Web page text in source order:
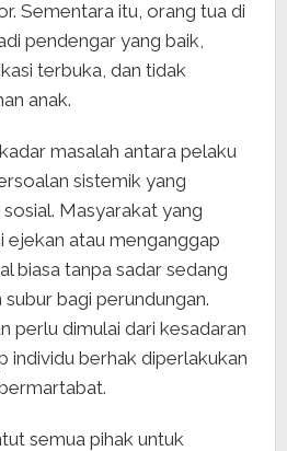
Sementara itu, orang tua di
pendengar yang baik,
terbuka, dan tidak
anak.
masalah antara pelaku
sistemik yang
Masyarakat yang
ejekan atau menganggap
biasa tanpa sadar sedang
bagi perundungan.
perlu dimulai dari kesadaran
individu berhak diperlakukan
semua pihak untuk